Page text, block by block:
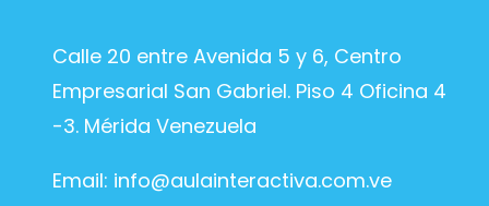
Calle 20 entre Avenida 5 y 6, Centro
Empresarial San Gabriel. Piso 4 Oficina 4
-3. Mérida Venezuela
Email: info@aulainteractiva.com.ve